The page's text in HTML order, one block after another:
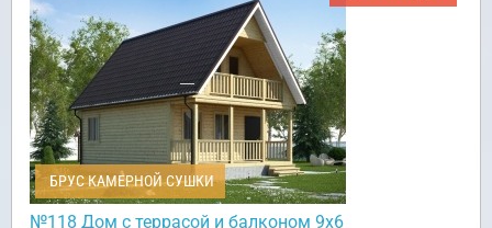
БРУС КАМЕРНОЙ СУШКИ
№118 Дом с террасой и балконом 9х6